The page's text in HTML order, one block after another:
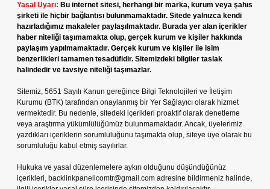
Yasal Uyarı: Bu internet sitesi, herhangi bir marka, kurum veya şahıs
şirketi ile hiçbir bağlantısı bulunmamaktadır. Sitede yalnızca kendi
hazırladığımız makaleler paylaşılmaktadır. Burada yer alan içerikler
haber niteliği taşımamakta olup, gerçek kurum ve kişiler hakkında
paylaşım yapılmamaktadır. Gerçek kurum ve kişiler ile isim
benzerlikleri tamamen tesadüfidir. Sitemizdeki bilgiler taslak
halindedir ve tavsiye niteliği taşımazlar.
Sitemiz, 5651 Sayılı Kanun gereğince Bilgi Teknolojileri ve İletişim
Kurumu (BTK) tarafından onaylanmış bir Yer Sağlayıcı olarak hizmet
vermektedir. Bu nedenle, sitedeki içerikleri proaktif olarak denetleme
veya araştırma yükümlülüğümüz bulunmamaktadır. Ancak, üyelerimiz
yazdıkları içeriklerin sorumluluğunu taşımakta olup, siteye üye olarak bu
sorumluluğu kabul etmiş sayılırlar.
Hukuka ve yasal düzenlemelere aykırı olduğunu düşündüğünüz
içerikleri, backlinkpanelicomtr@gmail.com adresine bildirmeniz halinde,